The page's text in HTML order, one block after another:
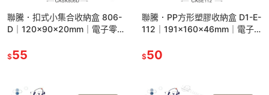
聯騰．扣式小集合收納盒 806-
D｜120×90×20mm｜電子零
$55
聯騰．PP方形塑膠收納盒 D1-E-
112｜191×160×46mm｜電子
$50